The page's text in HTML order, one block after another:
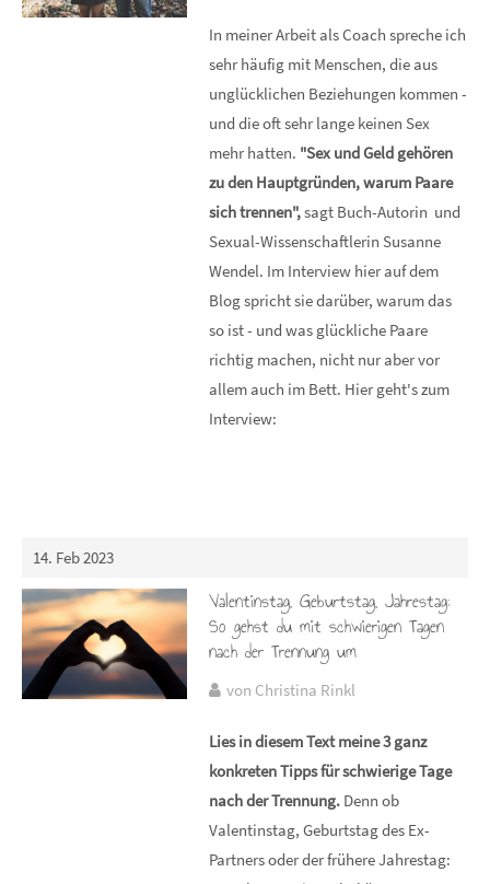
In meiner Arbeit als Coach spreche ich
sehr häufig mit Menschen, die aus
unglücklichen Beziehungen kommen -
und die oft sehr lange keinen Sex
mehr hatten. "Sex und Geld gehören
zu den Hauptgründen, warum Paare
sich trennen",sagt Buch-Autorin und
Sexual-Wissenschaftlerin Susanne
Wendel. Im Interview hier auf dem
Blog spricht sie darüber, warum das
so ist - und was glückliche Paare
richtig machen, nicht nur aber vor
allem auch im Bett. Hier geht's zum
Interview:
14. Feb 2023
Valentinstag, Geburtstag, Jahrestag:
So gehst du mit schwierigen Tagen
nach der Trennung um
von Christina Rinkl
Lies in diesem Text meine 3 ganz
konkreten Tipps für schwierige Tage
nach der Trennung. Denn ob
Valentinstag, Geburtstag des Ex-
Partners oder der frühere Jahrestag: